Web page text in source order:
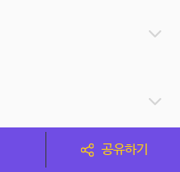
공유하기
당사자가 아닙니다. 따라서 스페이스클